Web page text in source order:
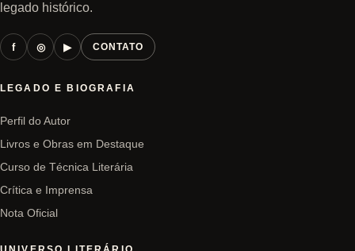
legado histórico.
f ◎ ▶ CONTATO
LEGADO E BIOGRAFIA
Perfil do Autor
Livros e Obras em Destaque
Curso de Técnica Literária
Crítica e Imprensa
Nota Oficial